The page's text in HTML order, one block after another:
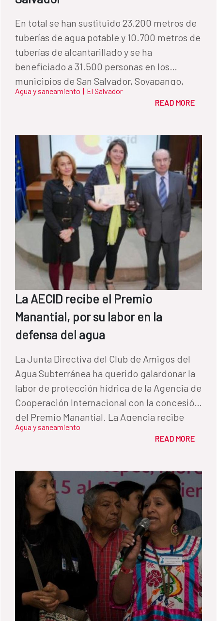
En total se han sustituido 23.200 metros de
tuberías de agua potable y 10.700 metros de
tuberías de alcantarillado y se ha
beneficiado a 31.500 personas en los
municipios de San Salvador, Soyapango,
Santa Tecla y Mejicanos
Agua y saneamiento | El Salvador
READ MORE
La AECID recibe el Premio
Manantial, por su labor en la
defensa del agua
La Junta Directiva del Club de Amigos del
Agua Subterránea ha querido galardonar la
labor de protección hídrica de la Agencia de
Cooperación Internacional con la concesión
del Premio Manantial. La Agencia recibe
este premio por su contribución al
realizada desde el Fondo de Cooperación
para Agua y Saneamiento (FCAS) en
Iberoamérica.
Agua y saneamiento
READ MORE